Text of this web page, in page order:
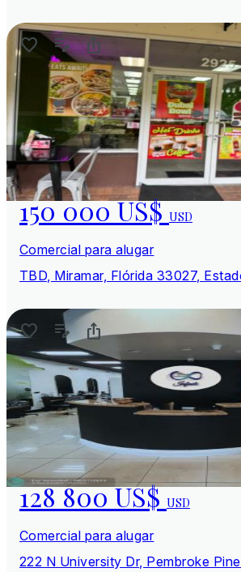
150 000 US$USD
Comercial para alugar
TBD, Miramar, Flórida 33027,
128 800 US$USD
Comercial para alugar
222 N University Dr, Pembroke